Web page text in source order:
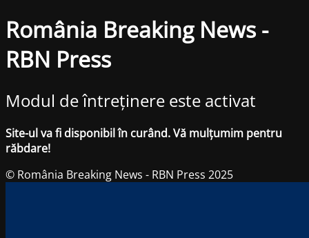
România Breaking News -
RBN Press
Modul de întreținere este activat
Site-ul va fi disponibil în curând. Vă mulțumim pentru
răbdare!
© România Breaking News - RBN Press 2025